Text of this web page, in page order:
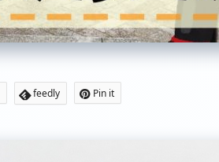
feedly Pin it